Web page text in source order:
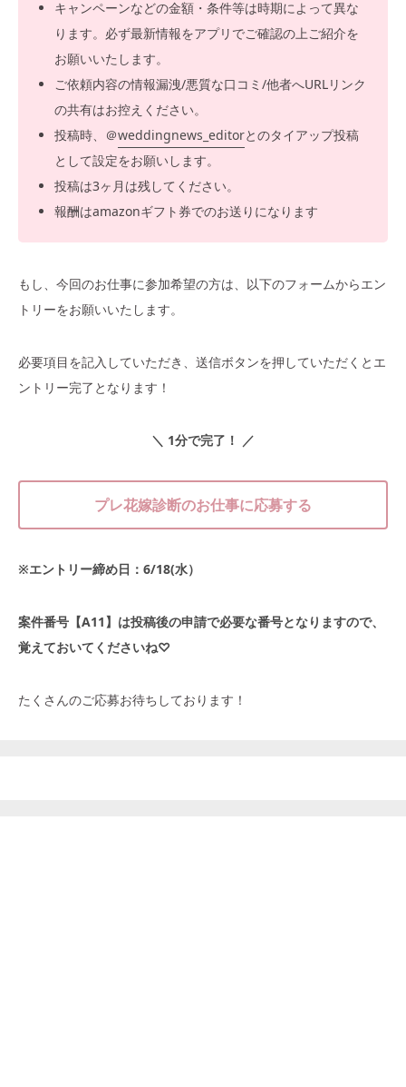
キャンペーンなどの金額・条件等は時期によって異な
ります。必ず最新情報をアプリでご確認の上ご紹介を
お願いいたします。
ご依頼内容の情報漏洩/悪質な口コミ/他者へURLリンク
の共有はお控えください。
投稿時、＠weddingnews_ editorとのタイアップ投稿
として設定をお願いします。
投稿は3ヶ月は残してください。
報酬はamazonギフト券でのお送りになります
もし、今回のお仕事に参加希望の方は、以下のフォームからエン
トリーをお願いいたします。
必要項目を記入していただき、送信ボタンを押していただくとエ
ントリー完了となります！
＼ 1分で完了！ ／
プレ花嫁診断のお仕事に応募する
※エントリー締め日：6/18(水）
案件番号【A11】は投稿後の申請で必要な番号となりますので、
覚えておいてくださいね♡
たくさんのご応募お待ちしております！